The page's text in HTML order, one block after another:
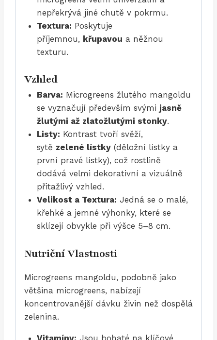
nepřekrývá jiné chutě v pokrmu.
Textura: Poskytuje
příjemnou, křupavou a něžnou
texturu.
Vzhled
Barva: Microgreens žlutého mangoldu
se vyznačují především svými jasně
žlutými až zlatožlutými stonky.
Listy: Kontrast tvoří svěží,
sytě zelené lístky(děložní lístky a
první pravé lístky), což rostlině
dodává velmi dekorativní a vizuálně
přitažlivý vzhled.
Velikost a Textura: Jedná se o malé,
křehké a jemné výhonky, které se
sklízejí obvykle při výšce 5–8 cm.
Nutriční Vlastnosti
Microgreens mangoldu, podobně jako
většina microgreens, nabízejí
koncentrovanější dávku živin než dospělá
zelenina.
Vitamíny: Jsou bohaté na klíčové